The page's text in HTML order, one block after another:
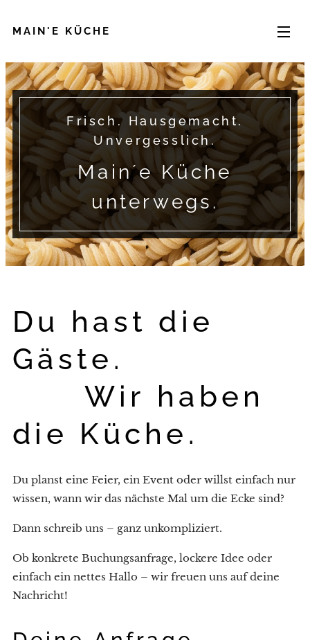
MAIN'E KÜCHE
Frisch. Hausgemacht.
Unvergesslich.
Main´e Küche
unterwegs.
Du hast die
Gäste.
Wir haben
die Küche.
Du planst eine Feier, ein Event oder willst einfach nur
wissen, wann wir das nächste Mal um die Ecke sind?
Dann schreib uns – ganz unkompliziert.
Ob konkrete Buchungsanfrage, lockere Idee oder
einfach ein nettes Hallo – wir freuen uns auf deine
Nachricht!